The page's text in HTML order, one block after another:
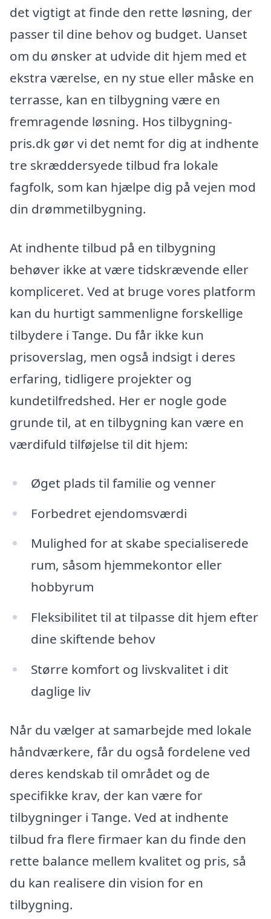
det vigtigt at finde den rette løsning, der
passer til dine behov og budget. Uanset
om du ønsker at udvide dit hjem med et
ekstra værelse, en ny stue eller måske en
terrasse, kan en tilbygning være en
fremragende løsning. Hos tilbygning-
pris.dk gør vi det nemt for dig at indhente
tre skræddersyede tilbud fra lokale
fagfolk, som kan hjælpe dig på vejen mod
din drømmetilbygning.
At indhente tilbud på en tilbygning
behøver ikke at være tidskrævende eller
kompliceret. Ved at bruge vores platform
kan du hurtigt sammenligne forskellige
tilbydere i Tange. Du får ikke kun
prisoverslag, men også indsigt i deres
erfaring, tidligere projekter og
kundetilfredshed. Her er nogle gode
grunde til, at en tilbygning kan være en
værdifuld tilføjelse til dit hjem:
Øget plads til familie og venner
Forbedret ejendomsværdi
Mulighed for at skabe specialiserede
rum, såsom hjemmekontor eller
hobbyrum
Fleksibilitet til at tilpasse dit hjem efter
dine skiftende behov
Større komfort og livskvalitet i dit
daglige liv
Når du vælger at samarbejde med lokale
håndværkere, får du også fordelene ved
deres kendskab til området og de
specifikke krav, der kan være for
tilbygninger i Tange. Ved at indhente
tilbud fra flere firmaer kan du finde den
rette balance mellem kvalitet og pris, så
du kan realisere din vision for en
tilbygning.